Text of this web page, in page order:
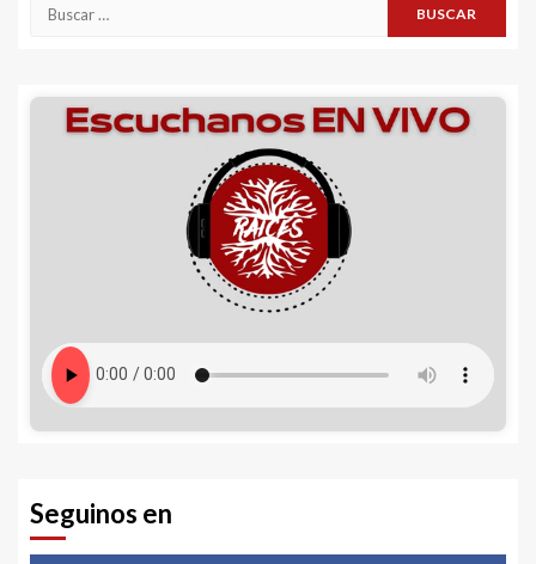
Seguinos en